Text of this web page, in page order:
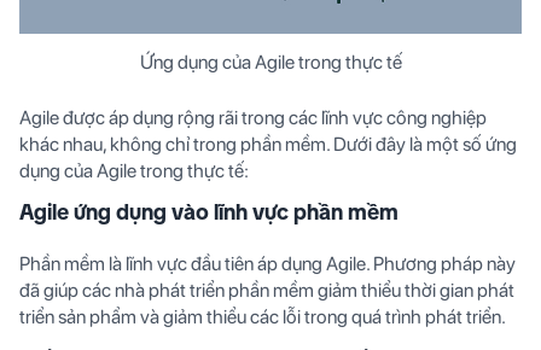
Ứng dụng của Agile trong thực tế
Agile được áp dụng rộng rãi trong các lĩnh vực công nghiệp
khác nhau, không chỉ trong phần mềm. Dưới đây là một số ứng
dụng của Agile trong thực tế:
Agile ứng dụng vào lĩnh vực phần mềm
Phần mềm là lĩnh vực đầu tiên áp dụng Agile. Phương pháp này
đã giúp các nhà phát triển phần mềm giảm thiểu thời gian phát
triển sản phẩm và giảm thiểu các lỗi trong quá trình phát triển.